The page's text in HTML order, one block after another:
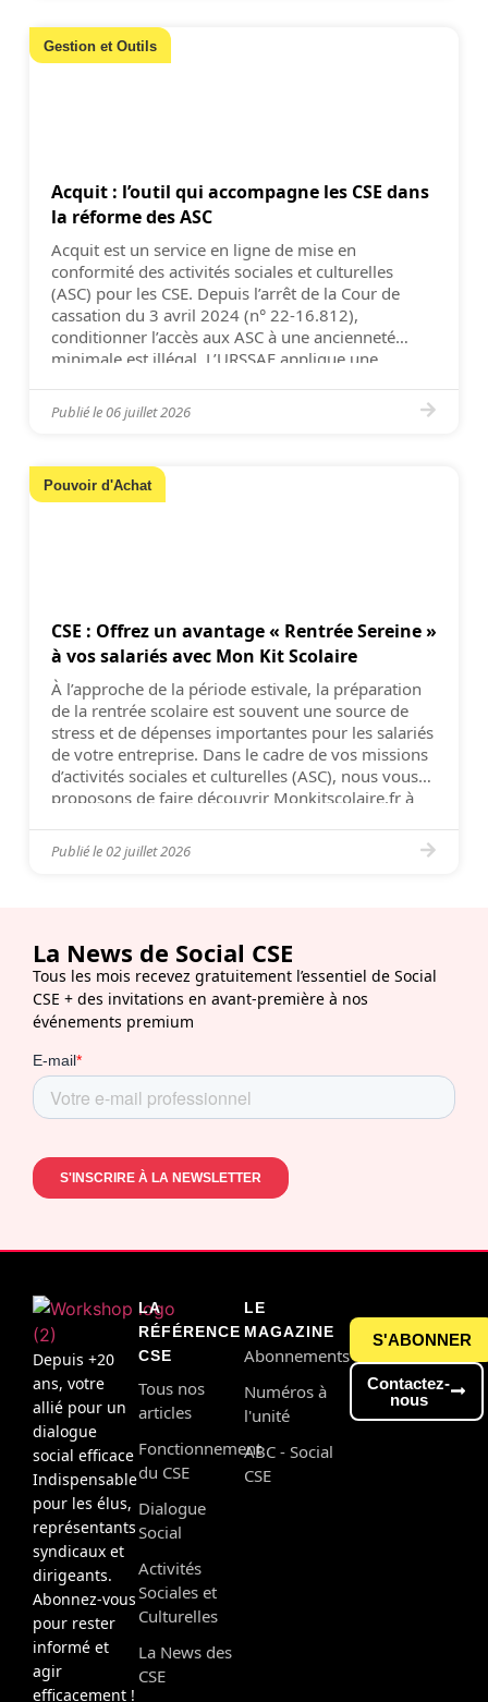
Gestion et Outils
Acquit : l’outil qui accompagne les CSE dans
la réforme des ASC
Acquit est un service en ligne de mise en
conformité des activités sociales et culturelles
(ASC) pour les CSE. Depuis l’arrêt de la Cour de
cassation du 3 avril 2024 (n° 22-16.812),
conditionner l’accès aux ASC à une ancienneté
minimale est illégal. L’URSSAF applique une
disposent donc […]
Publié le06 juillet 2026
Pouvoir d'Achat
CSE : Offrez un avantage « Rentrée Sereine »
à vos salariés avec Mon Kit Scolaire
À l’approche de la période estivale, la préparation
de la rentrée scolaire est souvent une source de
stress et de dépenses importantes pour les salariés
de votre entreprise. Dans le cadre de vos missions
d’activités sociales et culturelles (ASC), nous vous
proposons de faire découvrir Monkitscolaire.fr à
de commander en quelques […]
Publié le02 juillet 2026
La News de Social CSE
Tous les mois recevez gratuitement l’essentiel de Social
CSE + des invitations en avant-première à nos
événements premium
Depuis +20
ans, votre
allié pour un
dialogue
social efficace
Indispensable
pour les élus,
représentants
syndicaux et
dirigeants.
Abonnez-vous
pour rester
informé et
agir
efficacement !
LA
RÉFÉRENCE
CSE
Tous nos
articles
Fonctionnement
du CSE
Dialogue
Social
Activités
Sociales et
Culturelles
La News des
CSE
LE
MAGAZINE
Abonnements
Numéros à
l'unité
ABC - Social
CSE
S'ABONNER
Contactez-
nous